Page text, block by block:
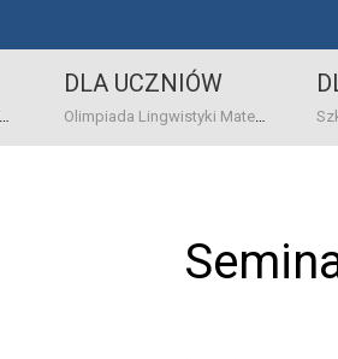
dane bankowo-adresowe kontakt
DLA UCZNIÓW
Olimpiada Lingwistyki Matematycznej